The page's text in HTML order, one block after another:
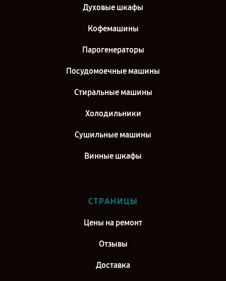
Духовые шкафы
Кофемашины
Парогенераторы
Посудомоечные машины
Стиральные машины
Холодильники
Сушильные машины
Винные шкафы
СТРАНИЦЫ
Цены на ремонт
Отзывы
Доставка